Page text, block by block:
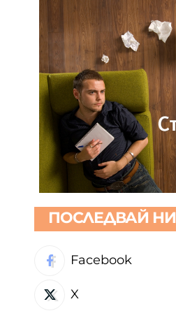
ПОСЛЕДВАЙ НИ
Facebook
X